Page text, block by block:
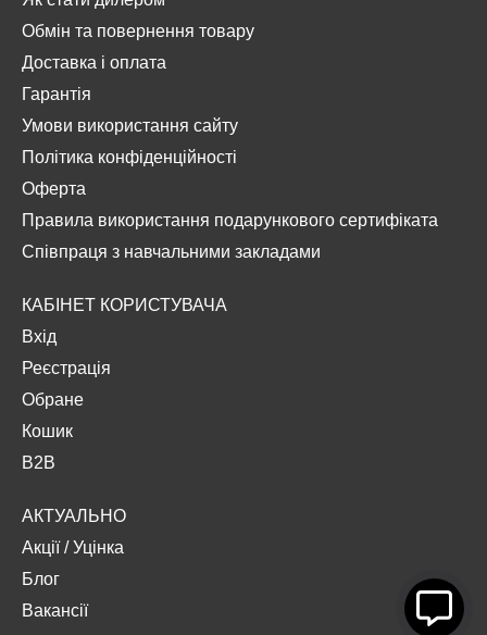
Обмін та повернення товару
Доставка і оплата
Гарантія
Умови використання сайту
Політика конфіденційності
Оферта
Правила використання подарункового сертифіката
Співпраця з навчальними закладами
КАБІНЕТ КОРИСТУВАЧА
Вхід
Реєстрація
Обране
Кошик
B2B
АКТУАЛЬНО
Акції/Уцінка
Блог
Вакансії